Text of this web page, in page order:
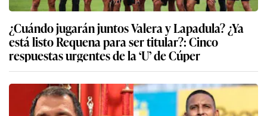
¿Cuándo jugarán juntos Valera y Lapadula? ¿Ya
está listo Requena para ser titular?: Cinco
respuestas urgentes de la ‘U’ de Cúper